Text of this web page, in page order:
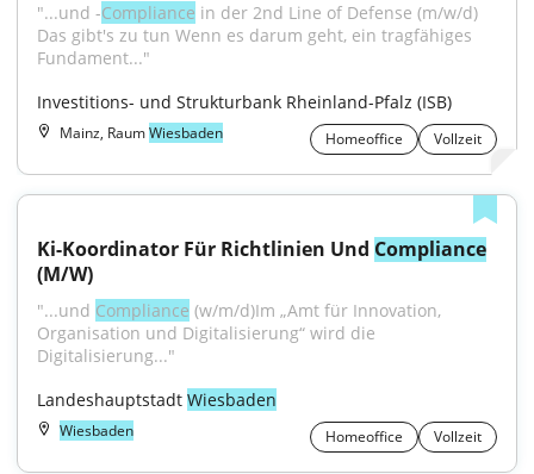
"...und -Compliance in der 2nd Line of Defense (m/w/d)
Das gibt's zu tun Wenn es darum geht, ein tragfähiges
Fundament..."
Investitions- und Strukturbank Rheinland-Pfalz (ISB)
Mainz, RaumWiesbaden Homeoffice Vollzeit
Ki-Koordinator Für Richtlinien Und Compliance
(M/W)
"...und Compliance (w/m/d)Im „Amt für Innovation,
Organisation und Digitalisierung“ wird die
Digitalisierung..."
Landeshauptstadt Wiesbaden
Wiesbaden Homeoffice Vollzeit